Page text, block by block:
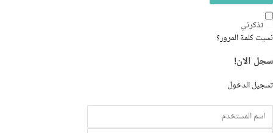
تذكرني
نسيت كلمة المرور؟
سجل الان!
تسجيل الدخول